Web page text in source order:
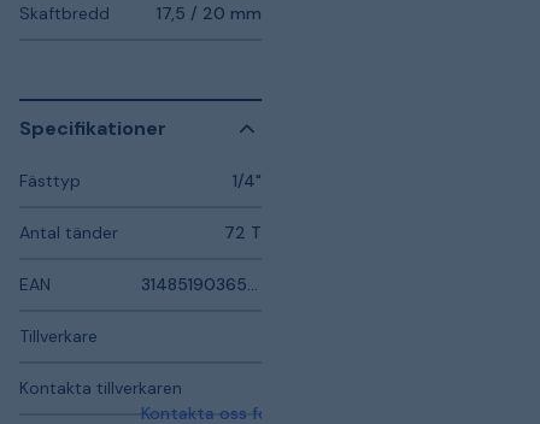
Skaftbredd 17,5 / 20 mm
Specifikationer
Fästtyp 1/4"
Antal tänder 72 T
EAN
Tillverkare
Kontakta tillverkaren
Kontakta oss för mer information